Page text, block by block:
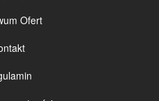
Ofert